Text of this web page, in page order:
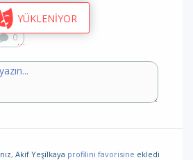
YÜKLENİYOR
0
, Akif Yeşilkaya profilini favorisine ekledi